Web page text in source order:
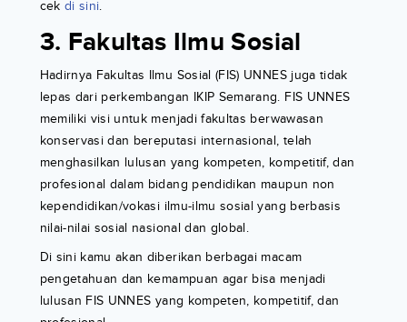
cek di sini.
3. Fakultas Ilmu Sosial
Hadirnya Fakultas Ilmu Sosial (FIS) UNNES juga tidak
lepas dari perkembangan IKIP Semarang. FIS UNNES
memiliki visi untuk menjadi fakultas berwawasan
konservasi dan bereputasi internasional, telah
menghasilkan lulusan yang kompeten, kompetitif, dan
profesional dalam bidang pendidikan maupun non
kependidikan/vokasi ilmu-ilmu sosial yang berbasis
nilai-nilai sosial nasional dan global.
Di sini kamu akan diberikan berbagai macam
pengetahuan dan kemampuan agar bisa menjadi
lulusan FIS UNNES yang kompeten, kompetitif, dan